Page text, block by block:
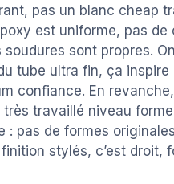
pas un blanc cheap
est uniforme, pas de
soudures sont propres.
tube ultra fin, ça inspire
confiance. En
très travaillé niveau
: pas de formes
stylés, c’est droit,